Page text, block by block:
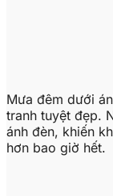
Mưa đêm dưới
tranh tuyệt đẹp.
ánh đèn, khiến
hơn bao giờ hết.